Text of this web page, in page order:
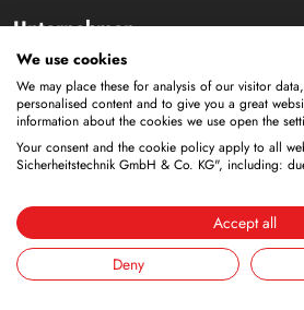
Unternehmen
Über uns
Team
Karriere
Messen
News & Fachartikel
Kontakt & Beratung
Prüfung & Wartung
Beratung
We use cookies
We may place these for analysis of our visitor
personalised content and to give you a great
information about the cookies we use open the
Your consent and the cookie policy apply to all
Sicherheitstechnik GmbH & Co. KG", including:
Accept all
Deny